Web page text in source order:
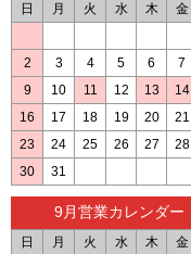
日 月 火 水 木 金
2
3 4 5 6 7
9
10 11 12 13 14
16
17 18 19 20 21
23
24 25 26 27 28
30
31
9月営業カレンダー
日 月 火 水 木 金